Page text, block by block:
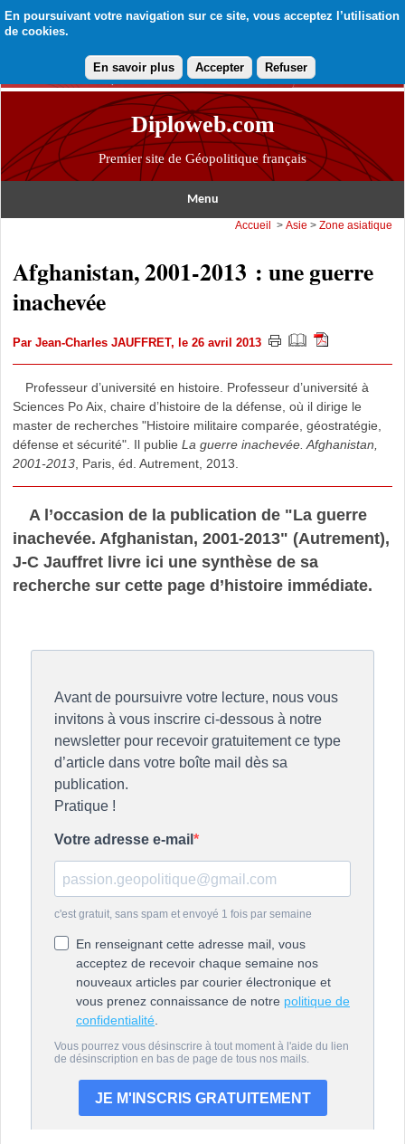
En poursuivant votre navigation sur ce site, vous acceptez l’utilisation
de cookies.
En savoir plus Accepter Refuser
Diploweb.com
Premier site de Géopolitique français
Menu
Accueil >Asie >Zone asiatique
Afghanistan, 2001-2013 : une guerre
inachevée
Par Jean-Charles JAUFFRET, le 26 avril 2013
Professeur d’université en histoire. Professeur d’université à
Sciences Po Aix, chaire d’histoire de la défense, où il dirige le
master de recherches "Histoire militaire comparée, géostratégie,
défense et sécurité". Il publie La guerre inachevée. Afghanistan,
2001-2013, Paris, éd. Autrement, 2013.
A l’occasion de la publication de "La guerre
inachevée. Afghanistan, 2001-2013" (Autrement),
J-C Jauffret livre ici une synthèse de sa
recherche sur cette page d’histoire immédiate.